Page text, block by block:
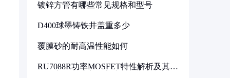
镀锌方管有哪些常见规格和型号
D400球墨铸铁井盖重多少
覆膜砂的耐高温性能如何
RU7088R功率MOSFET特性解析及其在